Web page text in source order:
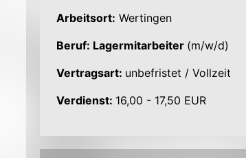
Arbeitsort: Wertingen
Beruf: Lagermitarbeiter (m/w/d)
Vertragsart: unbefristet / Vollzeit
Verdienst: 16,00 - 17,50 EUR